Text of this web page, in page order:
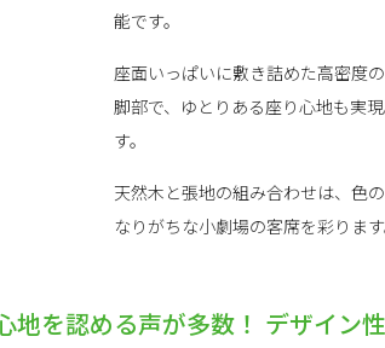
能です。
座面いっぱいに敷き詰めた高密度
脚部で、ゆとりある座り心地も実
す。
天然木と張地の組み合わせは、色
なりがちな小劇場の客席を彩ります
を認める声が多数！ デザイン